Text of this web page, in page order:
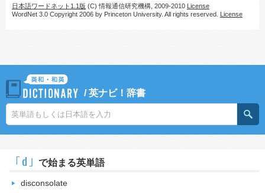
日本語ワードネット1.1版 (C) 情報通信研究機構, 2009-2010 License
WordNet 3.0 Copyright 2006 by Princeton University. All rights reserved. License
/英ナビ！辞書
｢d｣ で始まる英単語
disconsolate